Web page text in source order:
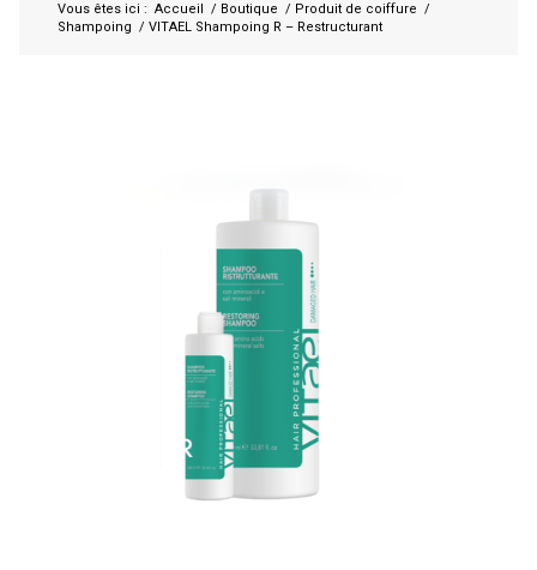
Vous êtes ici : Accueil / Boutique / Produit de coiffure /
Shampoing / VITAEL Shampoing R – Restructurant